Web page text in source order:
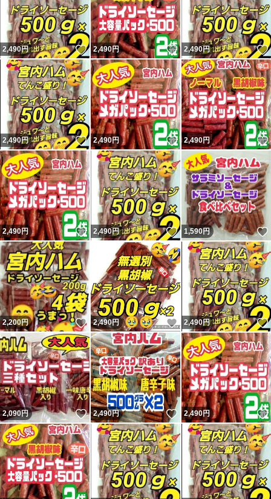
#山形名物
#食品
#おつまみ
#保存食
#宮内ハム
#ケンミンショー
2,490円 いいね！
2,490円 いいね！
2,490円
2,490円 いいね！
2,490円 いいね！
2,490円
2,490円 いいね！
2,490円 いいね！
1,590円
2,200円 いいね！
2,490円 いいね！
2,490円
2,090円 いいね！
2,490円 いいね！
2,490円